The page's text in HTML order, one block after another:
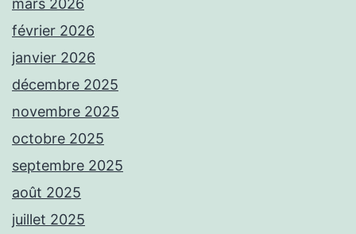
mars 2026
février 2026
janvier 2026
décembre 2025
novembre 2025
octobre 2025
septembre 2025
août 2025
juillet 2025